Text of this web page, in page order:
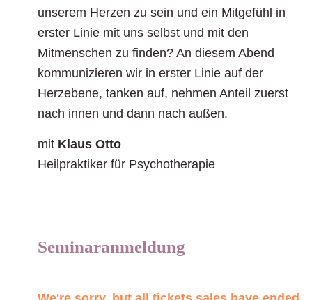
unserem Herzen zu sein und ein Mitgefühl in
erster Linie mit uns selbst und mit den
Mitmenschen zu finden? An diesem Abend
kommunizieren wir in erster Linie auf der
Herzebene, tanken auf, nehmen Anteil zuerst
nach innen und dann nach außen.
mit Klaus Otto
Heilpraktiker für Psychotherapie
Seminaranmeldung